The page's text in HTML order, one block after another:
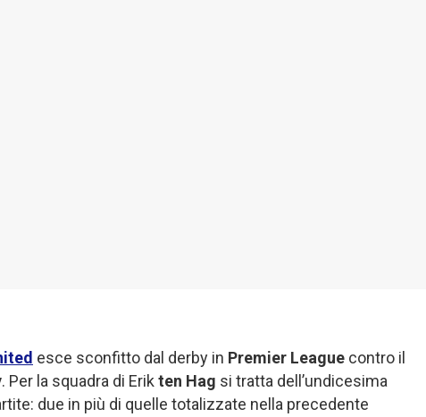
esce sconfitto dal derby in Premier League contro il
. Per la squadra di Erikten Hag si tratta dell’undicesima
due in più di quelle totalizzate nella precedente